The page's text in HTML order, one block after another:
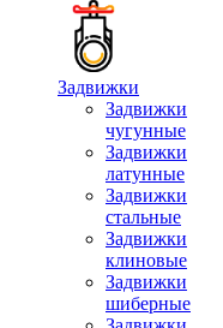
Задвижки
Задвижки
чугунные
Задвижки
латунные
Задвижки
стальные
Задвижки
клиновые
Задвижки
шиберные